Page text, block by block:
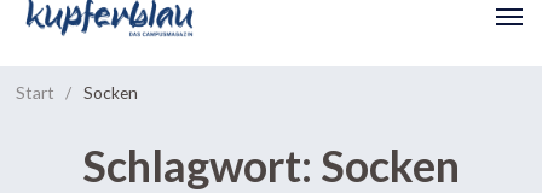
Start / Socken
Schlagwort: Socken